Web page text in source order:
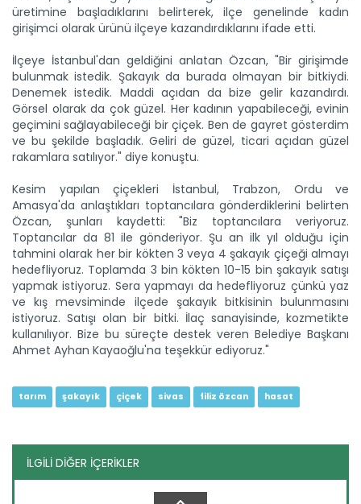
üretimine başladıklarını belirterek, ilçe genelinde kadın
girişimci olarak ürünü ilçeye kazandırdıklarını ifade etti.
İlçeye İstanbul'dan geldiğini anlatan Özcan, "Bir girişimde
bulunmak istedik. Şakayık da burada olmayan bir bitkiydi.
Denemek istedik. Maddi açıdan da bize gelir kazandırdı.
Görsel olarak da çok güzel. Her kadının yapabileceği, evinin
geçimini sağlayabileceği bir çiçek. Ben de gayret gösterdim
ve bu şekilde başladık. Geliri de güzel, ticari açıdan güzel
rakamlara satılıyor." diye konuştu.
Kesim yapılan çiçekleri İstanbul, Trabzon, Ordu ve
Amasya'da anlaştıkları toptancılara gönderdiklerini belirten
Özcan, şunları kaydetti: "Biz toptancılara veriyoruz.
Toptancılar da 81 ile gönderiyor. Şu an ilk yıl olduğu için
tahmini olarak her bir kökten 3 veya 4 şakayık çiçeği almayı
hedefliyoruz. Toplamda 3 bin kökten 10-15 bin şakayık satışı
yapmak istiyoruz. Sera yapmayı da hedefliyoruz çünkü yaz
ve kış mevsiminde ilçede şakayık bitkisinin bulunmasını
istiyoruz. Satışı olan bir bitki. İlaç sanayisinde, kozmetikte
kullanılıyor. Bize bu süreçte destek veren Belediye Başkanı
Ahmet Ayhan Kayaoğlu'na teşekkür ediyoruz."
tarım şakayık çiçek sivas filiz özcan hasat
İLGİLİ DİĞER İÇERİKLER
Meralarda susuzluk bitti, göç...
Siirt'te Tarım ve Orman Bakanlığınca yürütülen "Mera Islah
ve...
Devamını Oku ->
Taşköprü sarımsağı...
Taşköprü Belediyesince bu yıl 36'ncısı düzenlenen
Uluslararası...
Devamını Oku ->
Sulama projesinde sona...
Tarım ve Orman Bakanlığı Devlet Su İşleri Genel